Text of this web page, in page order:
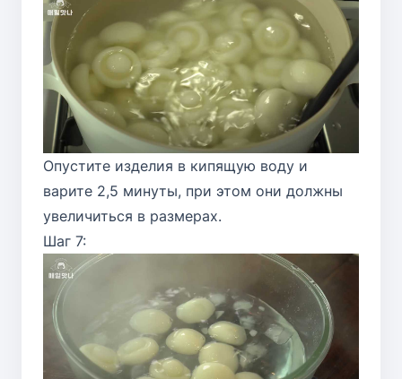
Опустите изделия в кипящую воду и
варите 2,5 минуты, при этом они должны
увеличиться в размерах.
Шаг 7: